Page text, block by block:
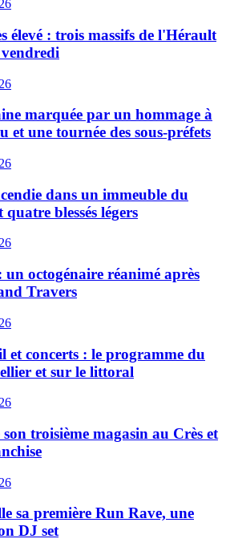
élevé : trois massifs de l'Hérault
marquée par un hommage à
une tournée des sous-préfets
dans un immeuble du
blessés légers
octogénaire réanimé après
Travers
et concerts : le programme du
et sur le littoral
troisième magasin au Crès et
sa première Run Rave, une
DJ set